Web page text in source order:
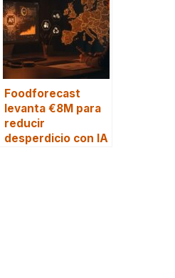
Foodforecast
levanta €8M para
reducir
desperdicio con IA